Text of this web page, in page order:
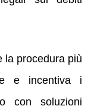
la procedura più
e incentiva i
con soluzioni